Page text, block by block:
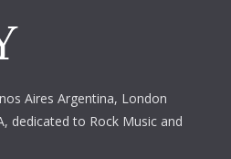
Aires Argentina, London
dedicated to Rock Music and